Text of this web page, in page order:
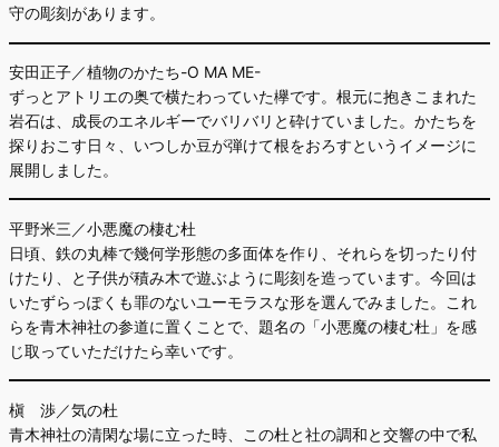
守の彫刻があります。
安田正子／植物のかたち-O MA ME-
ずっとアトリエの奥で横たわっていた欅です。根元に抱きこまれた
岩石は、成長のエネルギーでバリバリと砕けていました。かたちを
探りおこす日々、いつしか豆が弾けて根をおろすというイメージに
展開しました。
平野米三／小悪魔の棲む杜
日頃、鉄の丸棒で幾何学形態の多面体を作り、それらを切ったり付
けたり、と子供が積み木で遊ぶように彫刻を造っています。今回は
いたずらっぽくも罪のないユーモラスな形を選んでみました。これ
らを青木神社の参道に置くことで、題名の「小悪魔の棲む杜」を感
じ取っていただけたら幸いです。
槇 渉／気の杜
青木神社の清閑な場に立った時、この杜と社の調和と交響の中で私